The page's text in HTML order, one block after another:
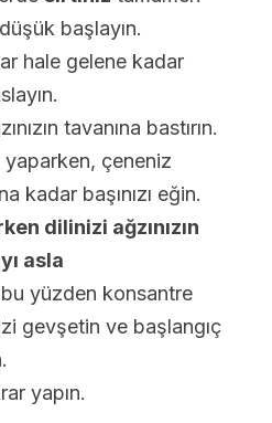
başlayın.
hale gelene kadar
tavanına bastırın.
çeneniz
kadar başınızı eğin.
dilinizi ağzınızın
asla
yüzden konsantre
gevşetin ve başlangıç
yapın.